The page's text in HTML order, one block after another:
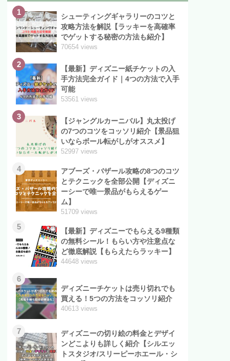
1
シューティングギャラリーのコツと
攻略方法を解説【ラッキーを高確率
でゲットする秘密の方法も紹介】
70654 views
2
【最新】ディズニー紙チケットの入
手方法完全ガイド｜4つの方法で入手
可能
53561 views
3
【ジャングルカーニバル】丸太投げ
の7つのコツをコッソリ紹介【景品狙
いならボール転がしがオススメ】
52997 views
4
アブーズ・バザール攻略の8つのコツ
とテクニックを全部公開【ディズニ
ーシーで唯一景品がもらえるゲー
ム】
51709 views
5
【最新】ディズニーでもらえる9種類
の無料シール！もらい方や注意点な
ど徹底解説【もらえたらラッキー】
44648 views
6
ディズニーチケットは売り切れでも
買える！5つの方法をコッソリ紹介
40613 views
7
ディズニーの切り絵の料金とデザイ
ンどこよりも詳しく紹介【シルエッ
トスタジオ/スリーピーホエール・シ